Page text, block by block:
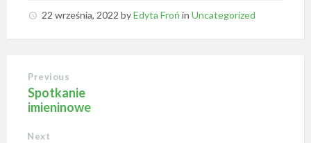
22 września, 2022 byEdyta Froń in Uncategorized
Previous
Spotkanie
imieninowe
Next